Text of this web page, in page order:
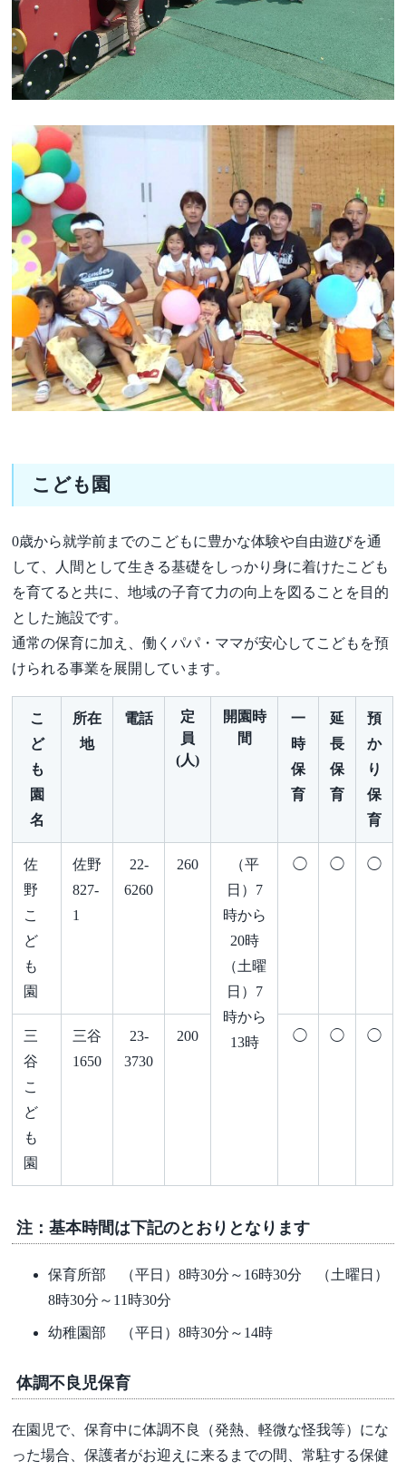
こども園
0歳から就学前までのこどもに豊かな体験や自由遊びを通
して、人間として生きる基礎をしっかり身に着けたこども
を育てると共に、地域の子育て力の向上を図ることを目的
とした施設です。
通常の保育に加え、働くパパ・ママが安心してこどもを預
けられる事業を展開しています。
こ
ど
も
園
名
所在
地
電話
定
員
(人)
開園時
間
一
時
保
育
延
長
保
育
預
か
り
保
育
佐
野
こ
ど
も
園
佐野
827-
1
22-
6260
260
（平
日）7
時から
20時
（土曜
日）7
時から
13時
◯ ◯ ◯
三
谷
こ
ど
も
園
三谷
1650
23-
3730
200 ◯ ◯ ◯
注：基本時間は下記のとおりとなります
保育所部 （平日）8時30分～16時30分 （土曜日）
8時30分～11時30分
幼稚園部 （平日）8時30分～14時
体調不良児保育
在園児で、保育中に体調不良（発熱、軽微な怪我等）にな
った場合、保護者がお迎えに来るまでの間、常駐する保健